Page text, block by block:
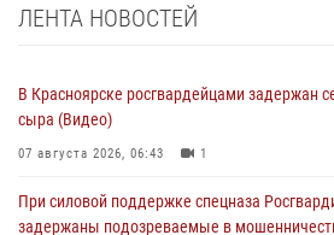
ЛЕНТА НОВОСТЕЙ
В Красноярске росгвардейцами задержан
сыра (Видео)
07 августа 2026, 06:43 1
При силовой поддержке спецназа
задержаны подозреваемые в